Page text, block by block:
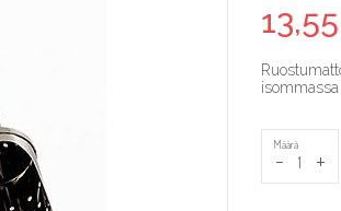
isommassa
Määrä
- +